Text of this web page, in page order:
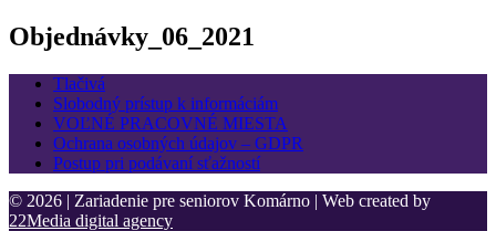
Objednávky_06_2021
Tlačivá
Slobodný prístup k informáciám
VOĽNÉ PRACOVNÉ MIESTA
Ochrana osobných údajov – GDPR
Postup pri podávaní sťažností
© 2026 | Zariadenie pre seniorov Komárno | Web created by
22Media digital agency